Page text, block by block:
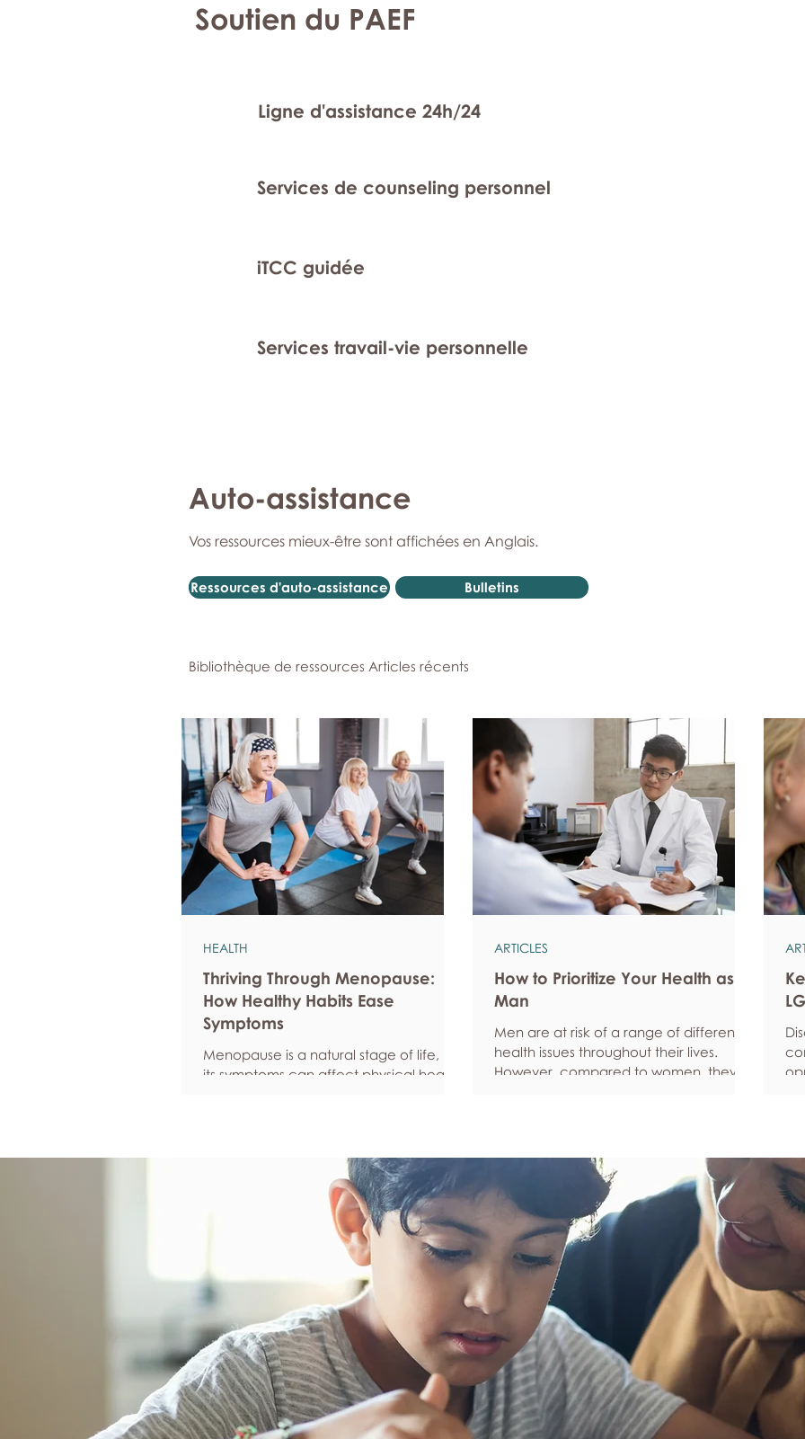
Soutien du PAEF
Ligne d'assistance 24h/24
Services de counseling personnel
iTCC guidée
Services travail-vie personnelle
Auto-assistance
Vos ressources mieux-être sont affichées en Anglais.
Ressources d'auto-assistance Bulletins
Bibliothèque de ressources Articles récents
Thriving Through Menopause:
How Healthy Habits Ease
Symptoms
Menopause is a natural stage of life, but
its symptoms can affect physical health,
stress management, women can
reduce common symptoms, improve
their quality of life, and feel more
empowered as they navigate this
HEALTH
How to Prioritize Your Health as a
Man
Men are at risk of a range of different
health issues throughout their lives.
However, compared to women, they’re
and wellbeing. Schedule regular health
screenings Health check-ups and
screenings are a way of identifying any
health issues or determining whether
someone has a higher chance of
developing a health issue so that ear
ARTICLES